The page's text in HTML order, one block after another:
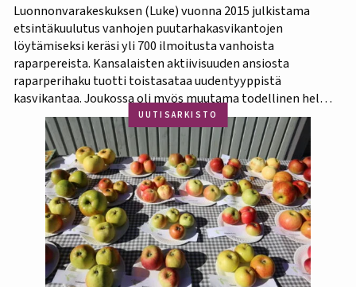
Luonnonvarakeskuksen (Luke) vuonna 2015 julkistama
etsintäkuulutus vanhojen puutarhakasvikantojen
löytämiseksi keräsi yli 700 ilmoitusta vanhoista
raparpereista. Kansalaisten aktiivisuuden ansiosta
raparperihaku tuotti toistasataa uudentyyppistä
kasvikantaa. Joukossa oli myös muutama todellinen helmi.
Koko aineistosta jatkotutkimuksiin pääsi 375 kasvia, joista
60 prosenttia osoittautui vihreä-punavartiseksi Victoria-
lajikkeeksi. Raparperitutkimus dokumentoitiin vaihe
vaiheelta elokuvaksi ”Raparperin kadonneita geenejä
etsimässä”. Elokuvan ensiesitys ja tutkimustulosten
julkistus…
UUTISARKISTO